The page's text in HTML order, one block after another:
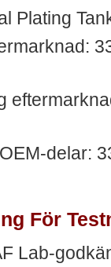
Plating
delar:
För
Lab-